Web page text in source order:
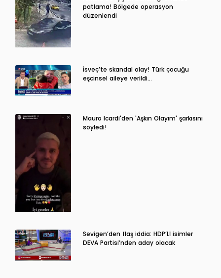
patlama! Bölgede operasyon
düzenlendi
İsveç’te skandal olay! Türk çocuğu
eşcinsel aileye verildi…
Mauro Icardi'den 'Aşkın Olayım' şarkısını
söyledi!
Sevigen’den flaş iddia: HDP’Lİ isimler
DEVA Partisi’nden aday olacak